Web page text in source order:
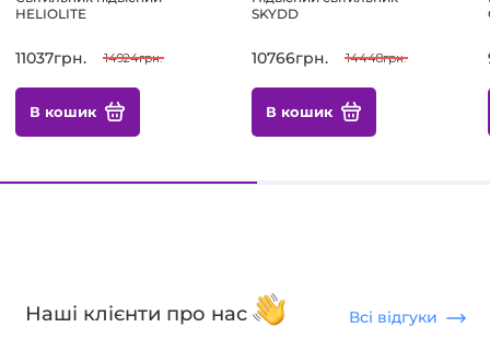
HELIOLITE
11037грн. 14924грн.
В кошик
SKYDD
10766грн. 14448грн.
В кошик
Наші клієнти про нас Всі відгуки